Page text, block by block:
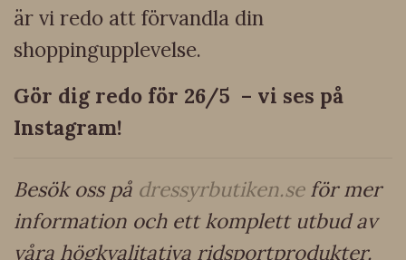
är vi redo att förvandla din
shoppingupplevelse.
Gör dig redo för 26/5 – vi ses på
Instagram!
Besök oss på dressyrbutiken.seför mer
information och ett komplett utbud av
våra högkvalitativa ridsportprodukter.